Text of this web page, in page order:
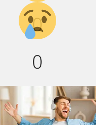
0
Грусть :(
0